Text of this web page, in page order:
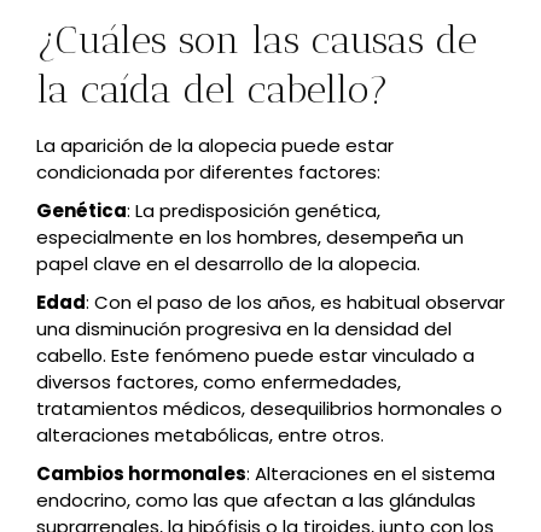
¿Cuáles son las causas de
la caída del cabello?
La aparición de la alopecia puede estar
condicionada por diferentes factores:
Genética: La predisposición genética,
especialmente en los hombres, desempeña un
papel clave en el desarrollo de la alopecia.
Edad: Con el paso de los años, es habitual observar
una disminución progresiva en la densidad del
cabello. Este fenómeno puede estar vinculado a
diversos factores, como enfermedades,
tratamientos médicos, desequilibrios hormonales o
alteraciones metabólicas, entre otros.
Cambios hormonales: Alteraciones en el sistema
endocrino, como las que afectan a las glándulas
suprarrenales, la hipófisis o la tiroides, junto con los